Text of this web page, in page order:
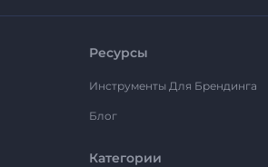
Ресурсы
Инструменты Для Брендинга
Блог
Категории